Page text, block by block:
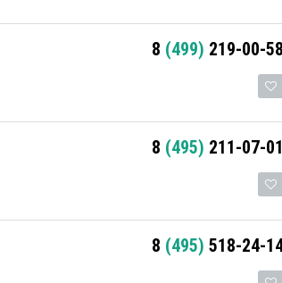
8 (499) 219-00-58
8 (495) 211-07-01
8 (495) 518-24-